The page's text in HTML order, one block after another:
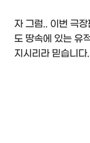
자 그럼.. 이번 극
도 땅속에 있는 유
지시리라 믿습니